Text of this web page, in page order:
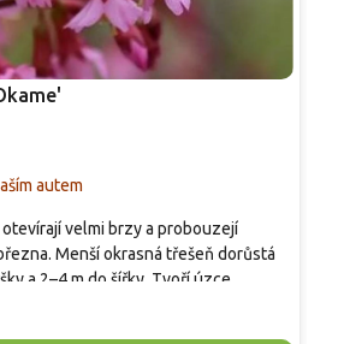
autem
velmi brzy a probouzejí
Menší okrasná třešeň dorůstá
a 2–4 m do šířky. Tvoří úzce
korunu, která se hodí i do